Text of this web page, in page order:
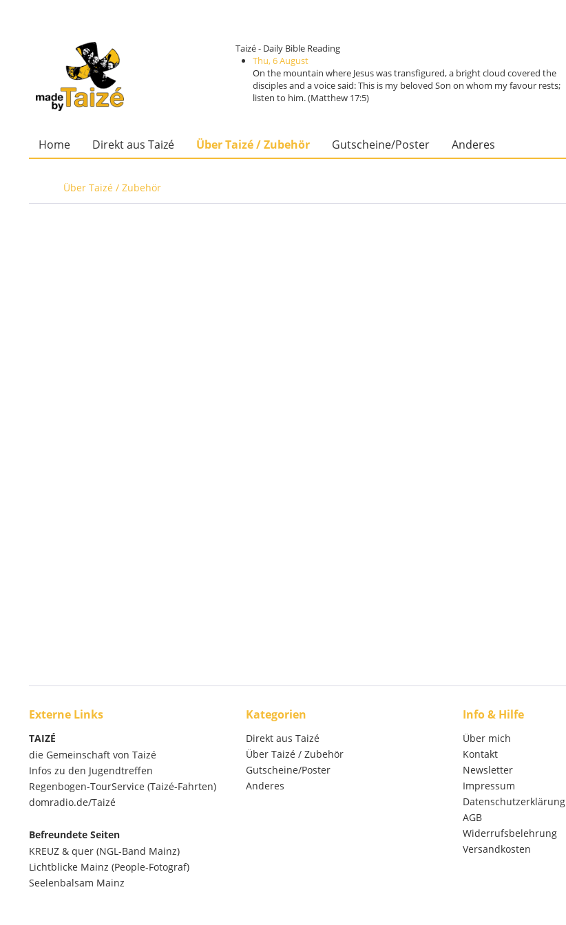
Taizé - Daily Bible Reading
Thu, 6 August
On the mountain where Jesus was transfigured, a bright cloud covered the
disciples and a voice said: This is my beloved Son on whom my favour rests;
listen to him. (Matthew 17:5)
Home Direkt aus Taizé Über Taizé / Zubehör Gutscheine/Poster Anderes
Über Taizé / Zubehör
Externe Links
TAIZÉ
die Gemeinschaft von Taizé
Infos zu den Jugendtreffen
Regenbogen-TourService (Taizé-Fahrten)
domradio.de/Taizé
Befreundete Seiten
KREUZ & quer (NGL-Band Mainz)
Lichtblicke Mainz (People-Fotograf)
Seelenbalsam Mainz
Kategorien
Direkt aus Taizé
Über Taizé / Zubehör
Gutscheine/Poster
Anderes
Info & Hilfe
Über mich
Kontakt
Newsletter
Impressum
Datenschutzerklärung
AGB
Widerrufsbelehrung
Versandkosten